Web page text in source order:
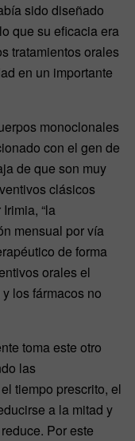
sido diseñado
que su eficacia era
tratamientos orales
en un importante
monoclonales
con el gen de
de que son muy
clásicos
“la
mensual por vía
de forma
orales el
los fármacos no
toma este otro
las
tiempo prescrito, el
a la mitad y
Por este